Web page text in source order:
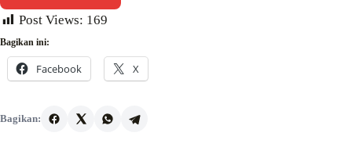
Post Views: 169
Bagikan ini:
Facebook X
Bagikan: